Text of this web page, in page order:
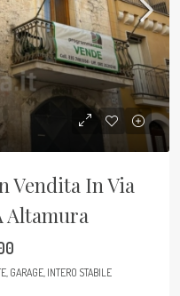
Vendita In Via
Altamura
GARAGE, INTERO STABILE